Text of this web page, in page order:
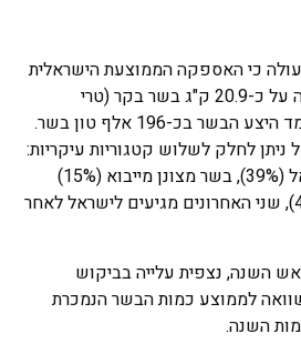
כי האספקה הממוצעת הישראלית
לנפש בשנת 2022 עמדה על כ-20.9 ק"ג בשר בקר (טרי
וקפוא). בשנת 2022 נאמד היצע הבשר בכ-196 אלף טון בשר.
לחלק לשלוש קטגוריות עיקריות:
בשר טרי שנשחט בישראל (39%), בשר מצונן מייבוא (15%)
ובשר קפוא מייבוא (46%), שני האחרונים מגיעים לישראל לאחר
השנה, נצפית עלייה בביקוש
של כ-79% בהשוואה לממוצע כמות הבשר הנמכרת
השנה.